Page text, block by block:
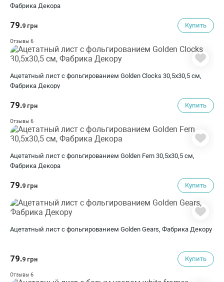
Фабрика Декора
79.9 грн Купить
Отзывы 6
Ацетатный лист с фольгированием Golden Clocks 30,5х30,5 см,
Фабрика Декору
79.9 грн Купить
Отзывы 6
Ацетатный лист с фольгированием Golden Fern 30,5х30,5 см,
Фабрика Декора
79.9 грн Купить
Ацетатный лист с фольгированием Golden Gears, Фабрика Декору
79.9 грн Купить
Отзывы 6